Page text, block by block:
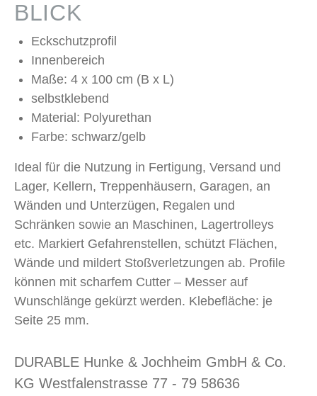
BLICK
Eckschutzprofil
Innenbereich
Maße: 4 x 100 cm (B x L)
selbstklebend
Material: Polyurethan
Farbe: schwarz/gelb
Ideal für die Nutzung in Fertigung, Versand und
Lager, Kellern, Treppenhäusern, Garagen, an
Wänden und Unterzügen, Regalen und
Schränken sowie an Maschinen, Lagertrolleys
etc. Markiert Gefahrenstellen, schützt Flächen,
Wände und mildert Stoßverletzungen ab. Profile
können mit scharfem Cutter – Messer auf
Wunschlänge gekürzt werden. Klebefläche: je
Seite 25 mm.
DURABLE Hunke & Jochheim GmbH & Co.
KG Westfalenstrasse 77 - 79 58636